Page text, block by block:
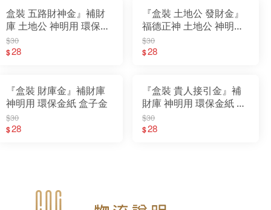
盒裝 五路財神金』補財
庫 土地公 神明用 環保金
紙 盒子金
$30
$28
『盒裝 土地公 發財金』
福德正神 土地公 神明用
環保金紙 盒子金
$30
$28
『盒裝 財庫金』補財庫
神明用 環保金紙 盒子金
$30
$28
『盒裝 貴人接引金』補
財庫 神明用 環保金紙 盒
子金
$30
$28